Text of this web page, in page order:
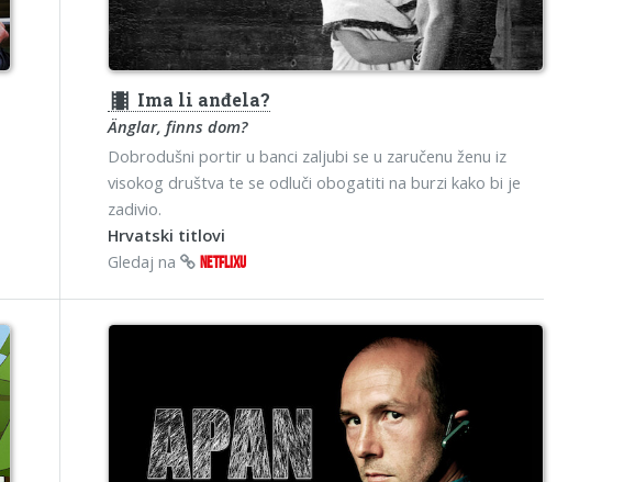
theaters Ima li anđela?
Änglar, finns dom?
Dobrodušni portir u banci zaljubi se u zaručenu ženu iz
visokog društva te se odluči obogatiti na burzi kako bi je
zadivio.
Hrvatski titlovi
Gledaj na
NETFLIXU